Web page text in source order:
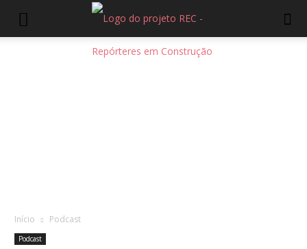
Início Podcast
Podcast